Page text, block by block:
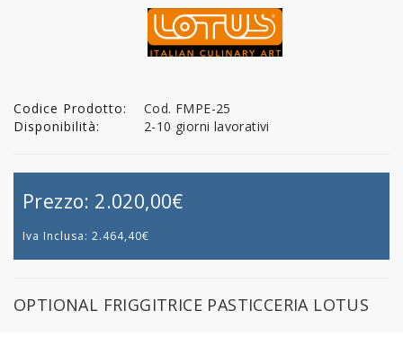
Codice Prodotto:
Cod. FMPE-25
Disponibilità:
2-10 giorni lavorativi
Prezzo: 2.020,00€
Iva Inclusa: 2.464,40€
OPTIONAL FRIGGITRICE PASTICCERIA LOTUS